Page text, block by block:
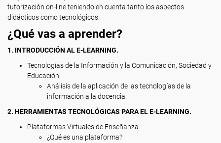
tutorización on-line teniendo en cuenta tanto los aspectos
didácticos como tecnológicos.
¿Qué vas a aprender?
1. INTRODUCCIÓN AL E-LEARNING.
Tecnologías de la Información y la Comunicación, Sociedad y
Educación.
Análisis de la aplicación de las tecnologías de la
información a la docencia.
2. HERRAMIENTAS TECNOLÓGICAS PARA EL E-LEARNING.
Plataformas Virtuales de Enseñanza.
¿Qué es una plataforma?